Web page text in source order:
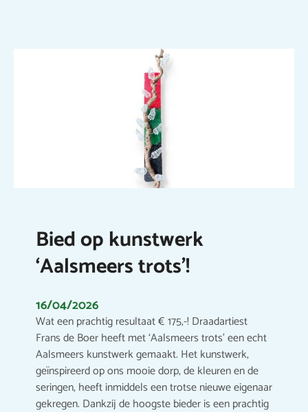
Bied op kunstwerk
‘Aalsmeers trots’!
16/04/2026
Wat een prachtig resultaat € 175,-! Draadartiest
Frans de Boer heeft met ‘Aalsmeers trots’ een echt
Aalsmeers kunstwerk gemaakt. Het kunstwerk,
geïnspireerd op ons mooie dorp, de kleuren en de
seringen, heeft inmiddels een trotse nieuwe eigenaar
gekregen. Dankzij de hoogste bieder is een prachtig